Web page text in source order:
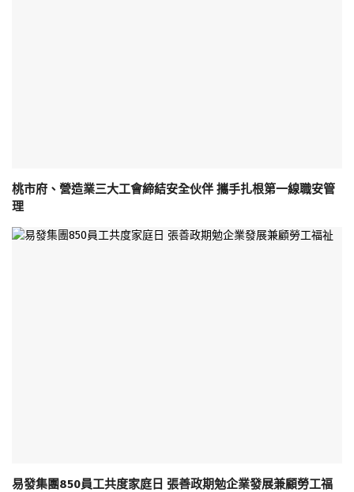
桃市府、營造業三大工會締結安全伙伴 攜手扎根第一線職安管
理
易發集團850員工共度家庭日 張善政期勉企業發展兼顧勞工福